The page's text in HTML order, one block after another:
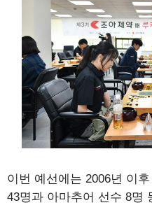
이번 예선에는 2006년 이
43명과 아마추어 선수 8명